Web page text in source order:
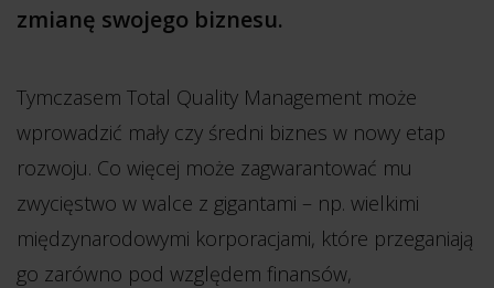
zmianę swojego biznesu.
Tymczasem Total Quality Management może
wprowadzić mały czy średni biznes w nowy etap
rozwoju. Co więcej może zagwarantować mu
zwycięstwo w walce z gigantami – np. wielkimi
międzynarodowymi korporacjami, które przeganiają
go zarówno pod względem finansów,